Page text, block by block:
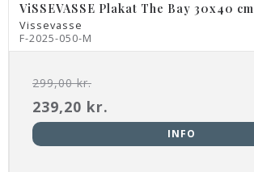
ViSSEVASSE Plakat The Bay 30x40 cm
Vissevasse
F-2025-050-M
299,00 kr.
239,20 kr.
INFO